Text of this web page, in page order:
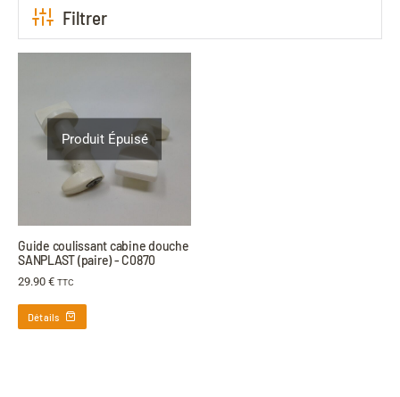
Filtrer
Produit Épuisé
Guide coulissant cabine douche
SANPLAST (paire) - C0870
29.90 € TTC
Détails